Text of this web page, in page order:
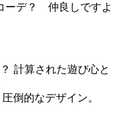
ーデ？ 仲良しですよ
計算された遊び心と
倒的なデザイン。